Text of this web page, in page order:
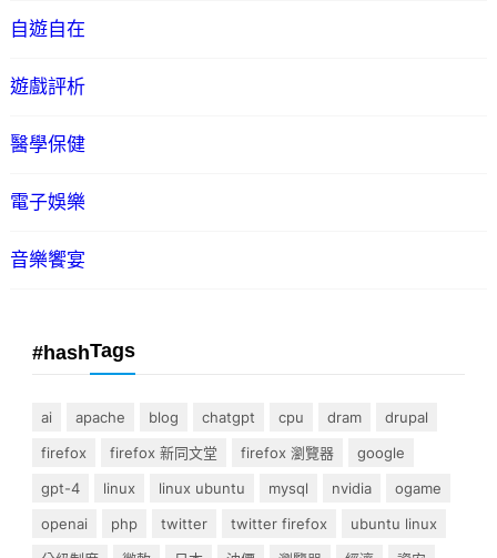
自遊自在
遊戲評析
醫學保健
電子娛樂
音樂饗宴
#hashTags
ai apache blog chatgpt cpu dram
drupal
firefox
firefox 新同文堂 firefox 瀏覽器
google
gpt-4
linux linux ubuntu mysql nvidia
ogame
openai
php twitter twitter firefox
ubuntu linux